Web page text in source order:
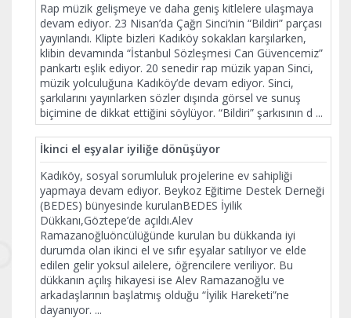
Rap müzik gelişmeye ve daha geniş kitlelere ulaşmaya
devam ediyor. 23 Nisan’da Çağrı Sinci’nin “Bildiri” parçası
yayınlandı. Klipte bizleri Kadıköy sokakları karşılarken,
klibin devamında “İstanbul Sözleşmesi Can Güvencemiz”
pankartı eşlik ediyor. 20 senedir rap müzik yapan Sinci,
müzik yolculuğuna Kadıköy’de devam ediyor. Sinci,
şarkılarını yayınlarken sözler dışında görsel ve sunuş
biçimine de dikkat ettiğini söylüyor. “Bildiri” şarkısının d ...
İkinci el eşyalar iyiliğe dönüşüyor
Kadıköy, sosyal sorumluluk projelerine ev sahipliği
yapmaya devam ediyor. Beykoz Eğitime Destek Derneği
(BEDES) bünyesinde kurulanBEDES İyilik
Dükkanı,Göztepe’de açıldı.Alev
Ramazanoğluöncülüğünde kurulan bu dükkanda iyi
durumda olan ikinci el ve sıfır eşyalar satılıyor ve elde
edilen gelir yoksul ailelere, öğrencilere veriliyor. Bu
dükkanın açılış hikayesi ise Alev Ramazanoğlu ve
arkadaşlarının başlatmış olduğu “İyilik Hareketi”ne
dayanıyor. ...